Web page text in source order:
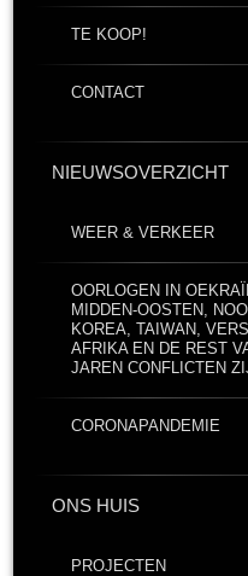
TE KOOP!
CONTACT
NIEUWSOVERZICHT
WEER & VERKEER
OORLOGEN IN
MIDDEN-OOSTEN,
KOREA, TAIWAN,
AFRIKA EN DE REST
JAREN CONFLICTEN
CORONAPANDEMIE
ONS HUIS
PROJECTEN